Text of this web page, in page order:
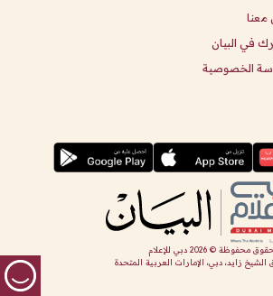
معنا
في البيان
الخصوصية
محفوظة ©2026 دبي للإعلام